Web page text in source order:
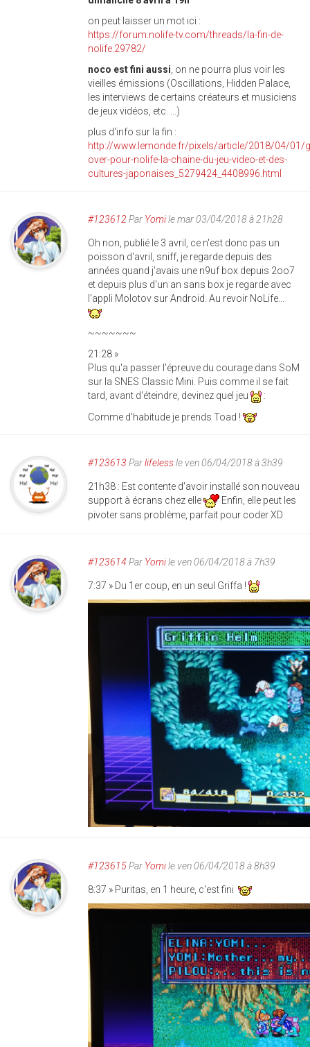
on peut laisser un mot ici :
https://forum.nolife-tv.com/threads/la-fin-de-
nolife.29782/
noco est fini aussi, on ne pourra plus voir les
vieilles émissions (Oscillations, Hidden Palace,
les interviews de certains créateurs et musiciens
de jeux vidéos, etc. ...)
plus d'info sur la fin :
http://www.lemonde.fr/pixels/article/2018/04/01/
over-pour-nolife-la-chaine-du-jeu-video-et-des-
cultures-japonaises_5279424_4408996.html
#123612 Par Yomile mar 03/04/2018 à 21h28
Oh non, publié le 3 avril, ce n'est donc pas un
poisson d'avril, sniff, je regarde depuis des
années quand j'avais une n9uf box depuis 2oo7
et depuis plus d'un an sans box je regarde avec
l'appli Molotov sur Android. Au revoir NoLife...
~~~~~~~
21:28 »
Plus qu'a passer l'épreuve du courage dans SoM
sur la SNES Classic Mini. Puis comme il se fait
tard, avant d'éteindre, devinez quel jeu
:
Comme d'habitude je prends Toad !
#123613 Parlifelessle ven 06/04/2018 à 3h39
21h38 : Est contente d'avoir installé son nouveau
support à écrans chez elle
Enfin, elle peut les
pivoter sans problème, parfait pour coder XD
#123614 Par Yomile ven 06/04/2018 à 7h39
7:37 » Du 1er coup, en un seul Griffa !
#123615Par Yomile ven 06/04/2018 à 8h39
8:37 » Puritas, en 1 heure, c'est fini